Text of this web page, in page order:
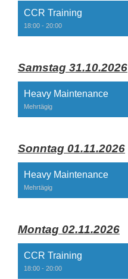
CCR Training
18:00 - 20:00
Samstag 31.10.2026
Heavy Maintenance
Mehrtägig
Sonntag 01.11.2026
Heavy Maintenance
Mehrtägig
Montag 02.11.2026
CCR Training
18:00 - 20:00